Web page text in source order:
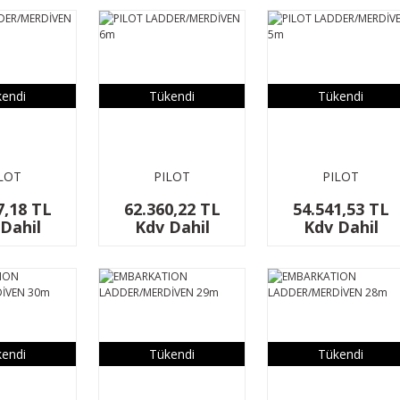
TL
Tükendi
PILOT
6m
62.360,22 TL
Kdv Dahil
Tükendi
PILOT
5m
54.541,53 TL
Kdv Dahil
Tükendi Tükendi